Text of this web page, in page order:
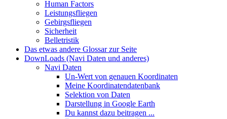
Human Factors
Leistungsfliegen
Gebirgsfliegen
Sicherheit
Belletristik
Das etwas andere Glossar zur Seite
DownLoads (Navi Daten und anderes)
Navi Daten
Un-Wert von genauen Koordinaten
Meine Koordinatendatenbank
Selektion von Daten
Darstellung in Google Earth
Du kannst dazu beitragen ...